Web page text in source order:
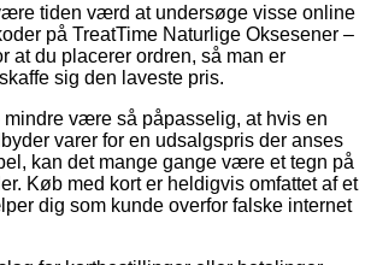
tiden værd at undersøge visse online
på TreatTime Naturlige Oksesener –
at du placerer ordren, så man er
sig den laveste pris.
mindre være så påpasselig, at hvis en
varer for en udsalgspris der anses
kan det mange gange være et tegn på
Køb med kort er heldigvis omfattet af et
dig som kunde overfor falske internet